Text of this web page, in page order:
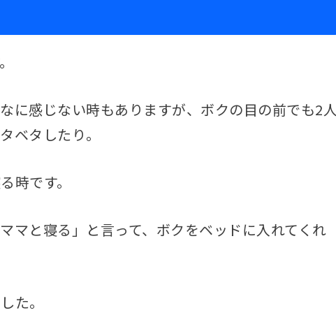
に感じない時もありますが、ボクの目の前でも2人
ベタしたり。
時です。
マと寝る」と言って、ボクをベッドに入れてくれ
た。